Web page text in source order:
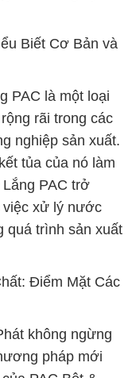
Biết Cơ Bản và
PAC là một loại
rãi trong các
nghiệp sản xuất.
tủa của nó làm
PAC trở
việc xử lý nước
quá trình sản xuất
Điểm Mặt Các
không ngừng
pháp mới